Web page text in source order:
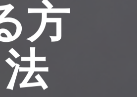
方
法